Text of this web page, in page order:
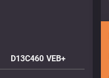
D13C460 VEB+